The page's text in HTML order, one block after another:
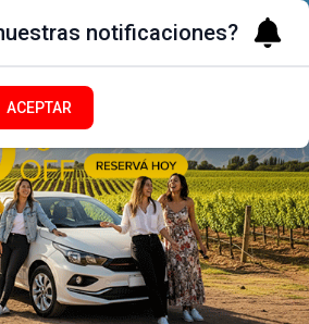
notificaciones?
ACEPTAR